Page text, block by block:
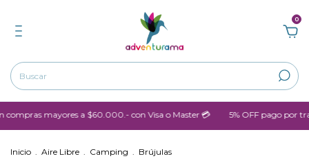
0
mayores a $60.000.- con Visa o Master 💳 5% OFF pago por
Inicio . Aire Libre . Camping . Brújulas